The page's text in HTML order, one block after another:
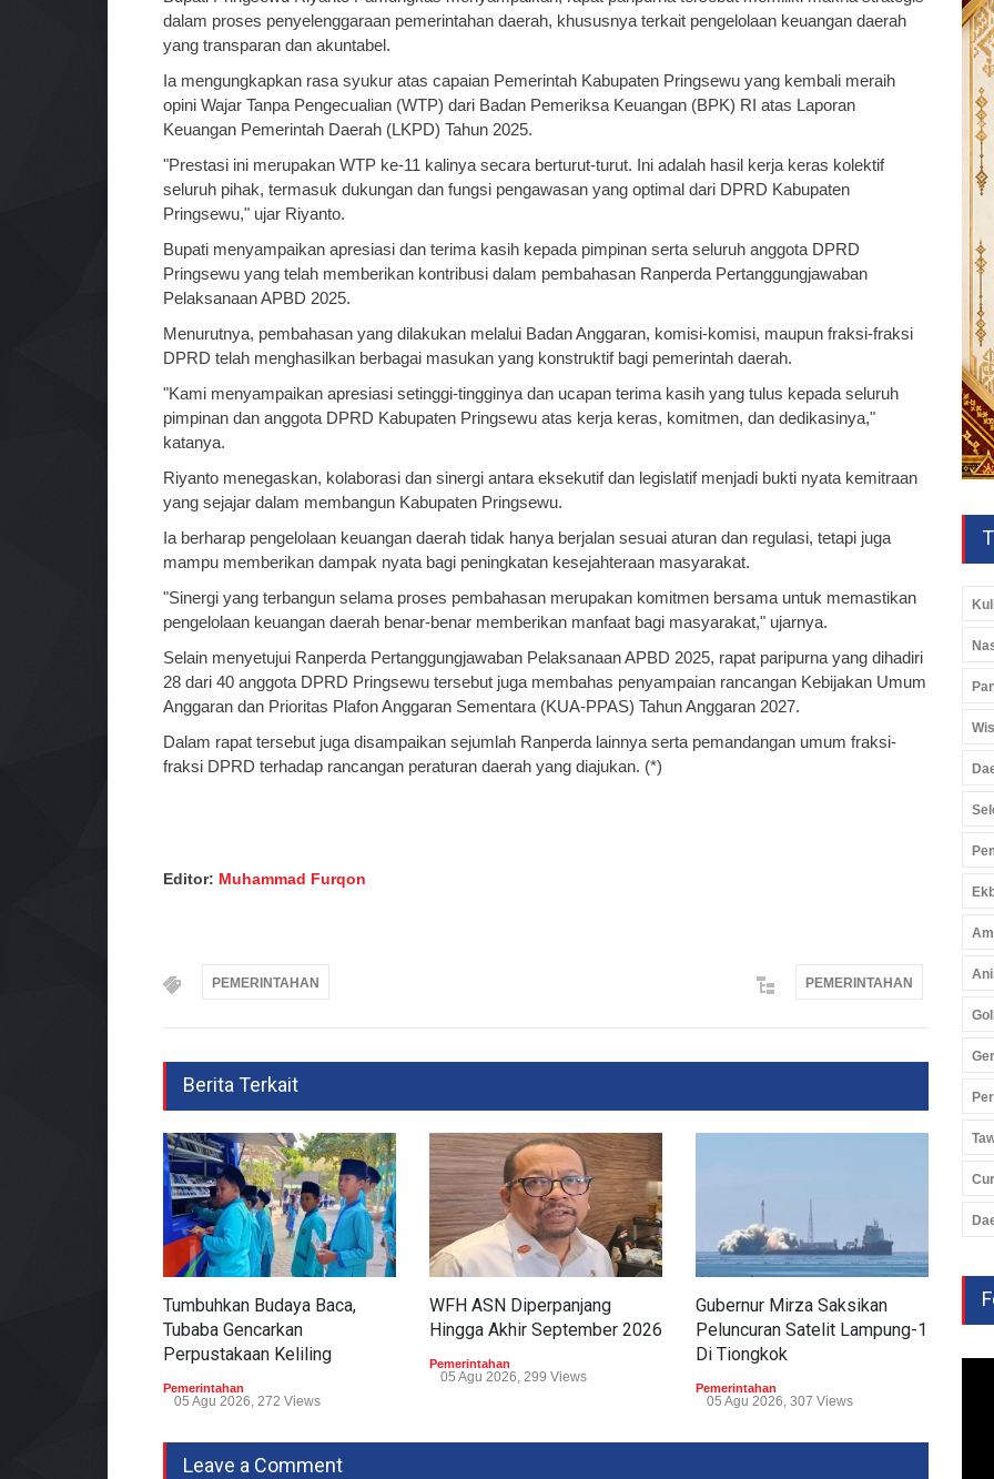
dalam proses penyelenggaraan pemerintahan daerah, khususnya terkait pengelolaan keuangan daerah
yang transparan dan akuntabel.
Ia mengungkapkan rasa syukur atas capaian Pemerintah Kabupaten Pringsewu yang kembali meraih
opini Wajar Tanpa Pengecualian (WTP) dari Badan Pemeriksa Keuangan (BPK) RI atas Laporan
Keuangan Pemerintah Daerah (LKPD) Tahun 2025.
"Prestasi ini merupakan WTP ke-11 kalinya secara berturut-turut. Ini adalah hasil kerja keras kolektif
seluruh pihak, termasuk dukungan dan fungsi pengawasan yang optimal dari DPRD Kabupaten
Pringsewu," ujar Riyanto.
Bupati menyampaikan apresiasi dan terima kasih kepada pimpinan serta seluruh anggota DPRD
Pringsewu yang telah memberikan kontribusi dalam pembahasan Ranperda Pertanggungjawaban
Pelaksanaan APBD 2025.
Menurutnya, pembahasan yang dilakukan melalui Badan Anggaran, komisi-komisi, maupun fraksi-fraksi
DPRD telah menghasilkan berbagai masukan yang konstruktif bagi pemerintah daerah.
"Kami menyampaikan apresiasi setinggi-tingginya dan ucapan terima kasih yang tulus kepada seluruh
pimpinan dan anggota DPRD Kabupaten Pringsewu atas kerja keras, komitmen, dan dedikasinya,"
katanya.
Riyanto menegaskan, kolaborasi dan sinergi antara eksekutif dan legislatif menjadi bukti nyata kemitraan
yang sejajar dalam membangun Kabupaten Pringsewu.
Ia berharap pengelolaan keuangan daerah tidak hanya berjalan sesuai aturan dan regulasi, tetapi juga
mampu memberikan dampak nyata bagi peningkatan kesejahteraan masyarakat.
"Sinergi yang terbangun selama proses pembahasan merupakan komitmen bersama untuk memastikan
pengelolaan keuangan daerah benar-benar memberikan manfaat bagi masyarakat," ujarnya.
Selain menyetujui Ranperda Pertanggungjawaban Pelaksanaan APBD 2025, rapat paripurna yang dihadiri
28 dari 40 anggota DPRD Pringsewu tersebut juga membahas penyampaian rancangan Kebijakan Umum
Anggaran dan Prioritas Plafon Anggaran Sementara (KUA-PPAS) Tahun Anggaran 2027.
Dalam rapat tersebut juga disampaikan sejumlah Ranperda lainnya serta pemandangan umum fraksi-
fraksi DPRD terhadap rancangan peraturan daerah yang diajukan. (*)
Editor: Muhammad Furqon
PEMERINTAHAN PEMERINTAHAN
Berita Terkait
Tumbuhkan Budaya Baca,
Tubaba Gencarkan
Perpustakaan Keliling
Pemerintahan
05 Agu 2026, 272 Views
WFH ASN Diperpanjang
Hingga Akhir September 2026
Pemerintahan
05 Agu 2026, 299 Views
Gubernur Mirza Saksikan
Peluncuran Satelit Lampung-1
Di Tiongkok
Pemerintahan
05 Agu 2026, 307 Views
Air
Leave a Comment